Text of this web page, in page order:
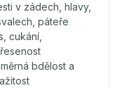
v zádech, hlavy,
páteře
cukání,
bdělost a